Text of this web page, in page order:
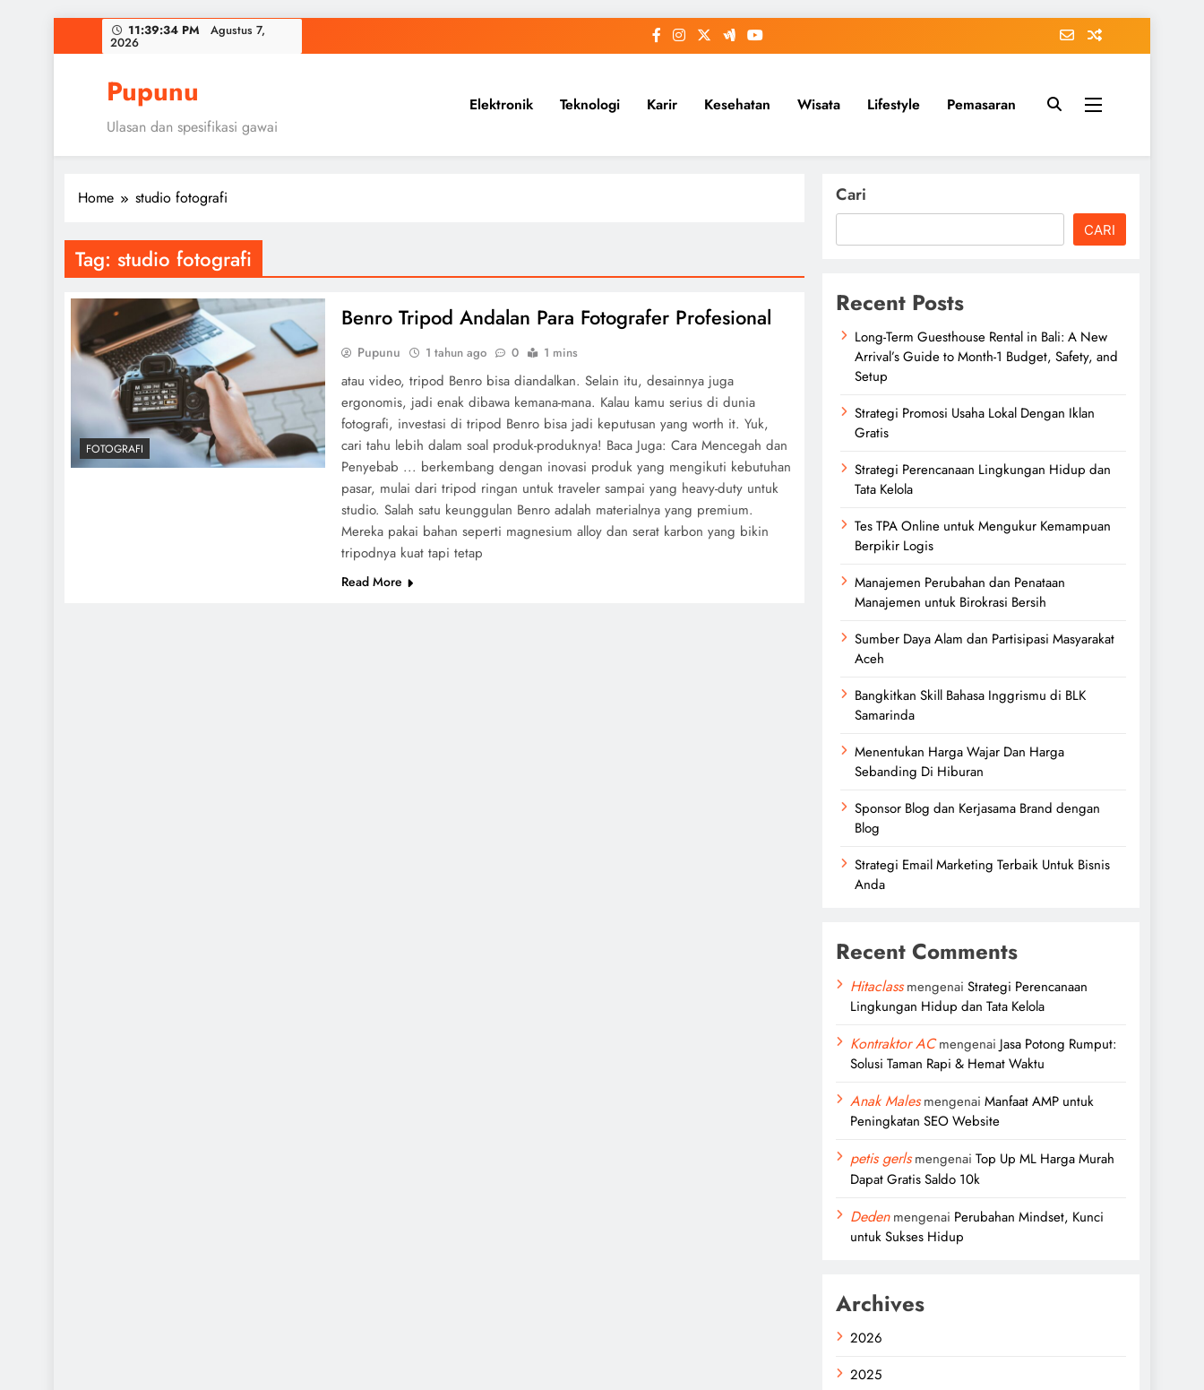
to
11:39:35 PM Agustus 7,
2026
Pupunu
Ulasan dan spesifikasi gawai
Elektronik Teknologi Karir Kesehatan Wisata Lifestyle Pemasaran
Home studio fotografi
Tag: studio fotografi
FOTOGRAFI
Benro Tripod Andalan Para Fotografer Profesional
Pupunu 1 tahun ago 0 1 mins
atau video, tripod Benro bisa diandalkan. Selain itu, desainnya juga
ergonomis, jadi enak dibawa kemana-mana. Kalau kamu serius di dunia
fotografi, investasi di tripod Benro bisa jadi keputusan yang worth it. Yuk,
cari tahu lebih dalam soal produk-produknya! Baca Juga: Cara Mencegah dan
Penyebab ... berkembang dengan inovasi produk yang mengikuti kebutuhan
pasar, mulai dari tripod ringan untuk traveler sampai yang heavy-duty untuk
studio. Salah satu keunggulan Benro adalah materialnya yang premium.
Mereka pakai bahan seperti magnesium alloy dan serat karbon yang bikin
tripodnya kuat tapi tetap
Read More
Cari
CARI
Recent Posts
Long-Term Guesthouse Rental in Bali: A New
Arrival’s Guide to Month-1 Budget, Safety, and
Setup
Strategi Promosi Usaha Lokal Dengan Iklan
Gratis
Strategi Perencanaan Lingkungan Hidup dan
Tata Kelola
Tes TPA Online untuk Mengukur Kemampuan
Berpikir Logis
Manajemen Perubahan dan Penataan
Manajemen untuk Birokrasi Bersih
Sumber Daya Alam dan Partisipasi Masyarakat
Aceh
Bangkitkan Skill Bahasa Inggrismu di BLK
Samarinda
Menentukan Harga Wajar Dan Harga
Sebanding Di Hiburan
Sponsor Blog dan Kerjasama Brand dengan
Blog
Strategi Email Marketing Terbaik Untuk Bisnis
Anda
Recent Comments
Hitaclassmengenai Strategi Perencanaan
Lingkungan Hidup dan Tata Kelola
Kontraktor ACmengenai Jasa Potong Rumput:
Solusi Taman Rapi & Hemat Waktu
Anak Malesmengenai Manfaat AMP untuk
Peningkatan SEO Website
petis gerlsmengenai Top Up ML Harga Murah
Dapat Gratis Saldo 10k
Dedenmengenai Perubahan Mindset, Kunci
untuk Sukses Hidup
Archives
2026
2025